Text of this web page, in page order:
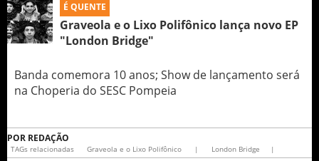
É QUENTE
Graveola e o Lixo Polifônico lança novo EP
"London Bridge"
Banda comemora 10 anos; Show de lançamento será
na Choperia do SESC Pompeia
POR REDAÇÃO
TAGs relacionadas Graveola e o Lixo Polifônico | London Bridge |